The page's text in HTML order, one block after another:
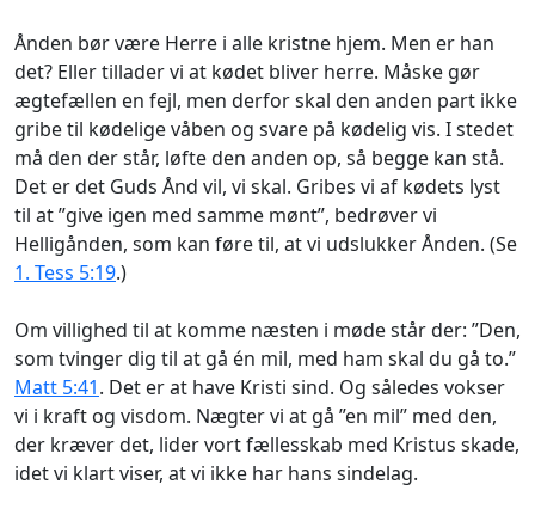
Ånden bør være Herre i alle kristne hjem. Men er han
det? Eller tillader vi at kødet bliver herre. Måske gør
ægtefællen en fejl, men derfor skal den anden part ikke
gribe til kødelige våben og svare på kødelig vis. I stedet
må den der står, løfte den anden op, så begge kan stå.
Det er det Guds Ånd vil, vi skal. Gribes vi af kødets lyst
til at ”give igen med samme mønt”, bedrøver vi
Helligånden, som kan føre til, at vi udslukker Ånden. (Se
1. Tess 5:19.)
Om villighed til at komme næsten i møde står der: ”Den,
som tvinger dig til at gå én mil, med ham skal du gå to.”
Matt 5:41. Det er at have Kristi sind. Og således vokser
vi i kraft og visdom. Nægter vi at gå ”en mil” med den,
der kræver det, lider vort fællesskab med Kristus skade,
idet vi klart viser, at vi ikke har hans sindelag.